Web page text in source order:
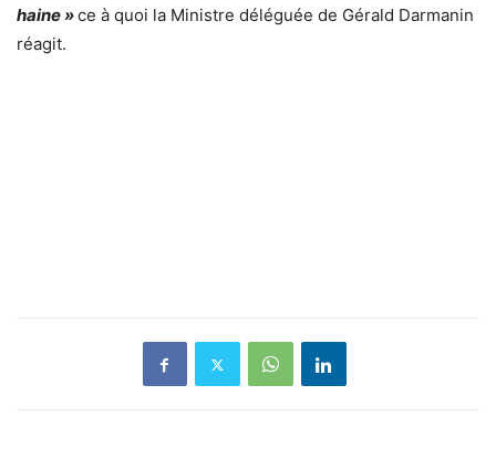
haine »ce à quoi la Ministre déléguée de Gérald Darmanin
réagit.